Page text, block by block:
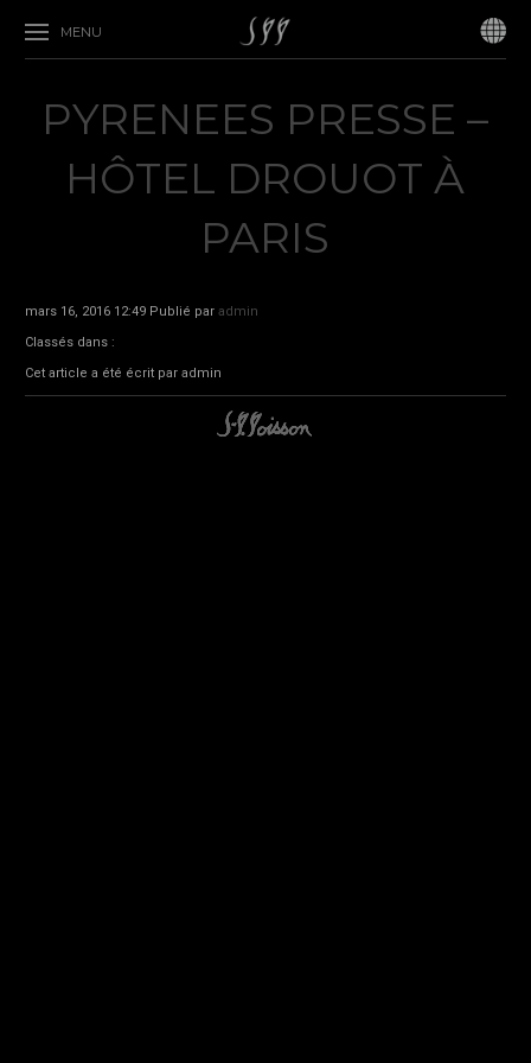
MENU
PYRENEES PRESSE –
HÔTEL DROUOT À
PARIS
mars 16, 2016 12:49 Publié paradmin
Classés dans :
Cet article a été écrit par admin